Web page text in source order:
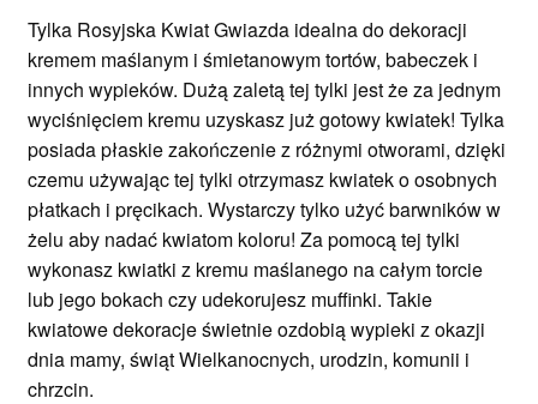
Tylka Rosyjska Kwiat Gwiazda idealna do dekoracji
kremem maślanym i śmietanowym tortów, babeczek i
innych wypieków. Dużą zaletą tej tylki jest że za jednym
wyciśnięciem kremu uzyskasz już gotowy kwiatek! Tylka
posiada płaskie zakończenie z różnymi otworami, dzięki
czemu używając tej tylki otrzymasz kwiatek o osobnych
płatkach i pręcikach. Wystarczy tylko użyć barwników w
żelu aby nadać kwiatom koloru! Za pomocą tej tylki
wykonasz kwiatki z kremu maślanego na całym torcie
lub jego bokach czy udekorujesz muffinki. Takie
kwiatowe dekoracje świetnie ozdobią wypieki z okazji
dnia mamy, świąt Wielkanocnych, urodzin, komunii i
chrzcin.